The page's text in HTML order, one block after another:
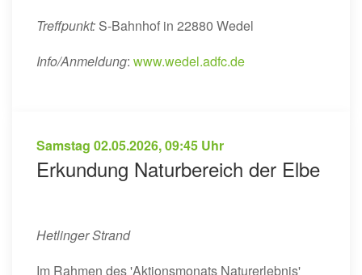
Treffpunkt: S-Bahnhof in 22880 Wedel
Info/Anmeldung: www.wedel.adfc.de
Samstag 02.05.2026,09:45 Uhr
Erkundung Naturbereich der Elbe
Hetlinger Strand
Im Rahmen des 'Aktionsmonats Naturerlebnis'